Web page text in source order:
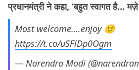
प्रधानमंत्री ने कहा, ‘बहुत स्वागत है… मज़े
Most welcome….enjoy 🙂
https://t.co/uSFlDp0Ogm
— Narendra Modi